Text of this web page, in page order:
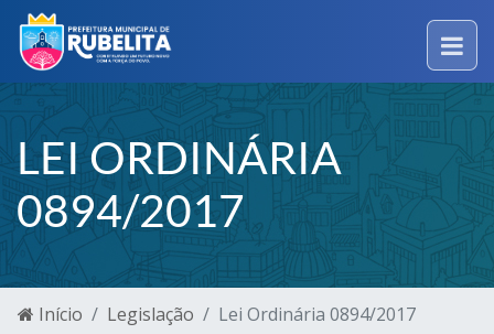
LEI ORDINÁRIA
0894/2017
Início Legislação Lei Ordinária 0894/2017